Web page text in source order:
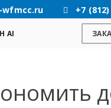
wfmcc.ru +7
AI